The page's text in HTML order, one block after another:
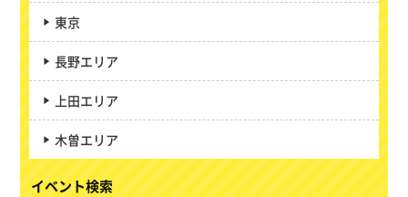
東京
長野エリア
上田エリア
木曽エリア
イベント検索